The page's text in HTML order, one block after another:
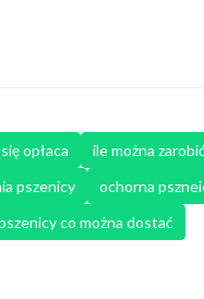
opłaca ile można
pszenicy ochorna
co można dostać